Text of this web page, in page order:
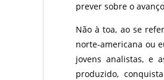
prever sobre o
Não à toa, ao se
norte-americana ou
jovens analistas, e
produzido,